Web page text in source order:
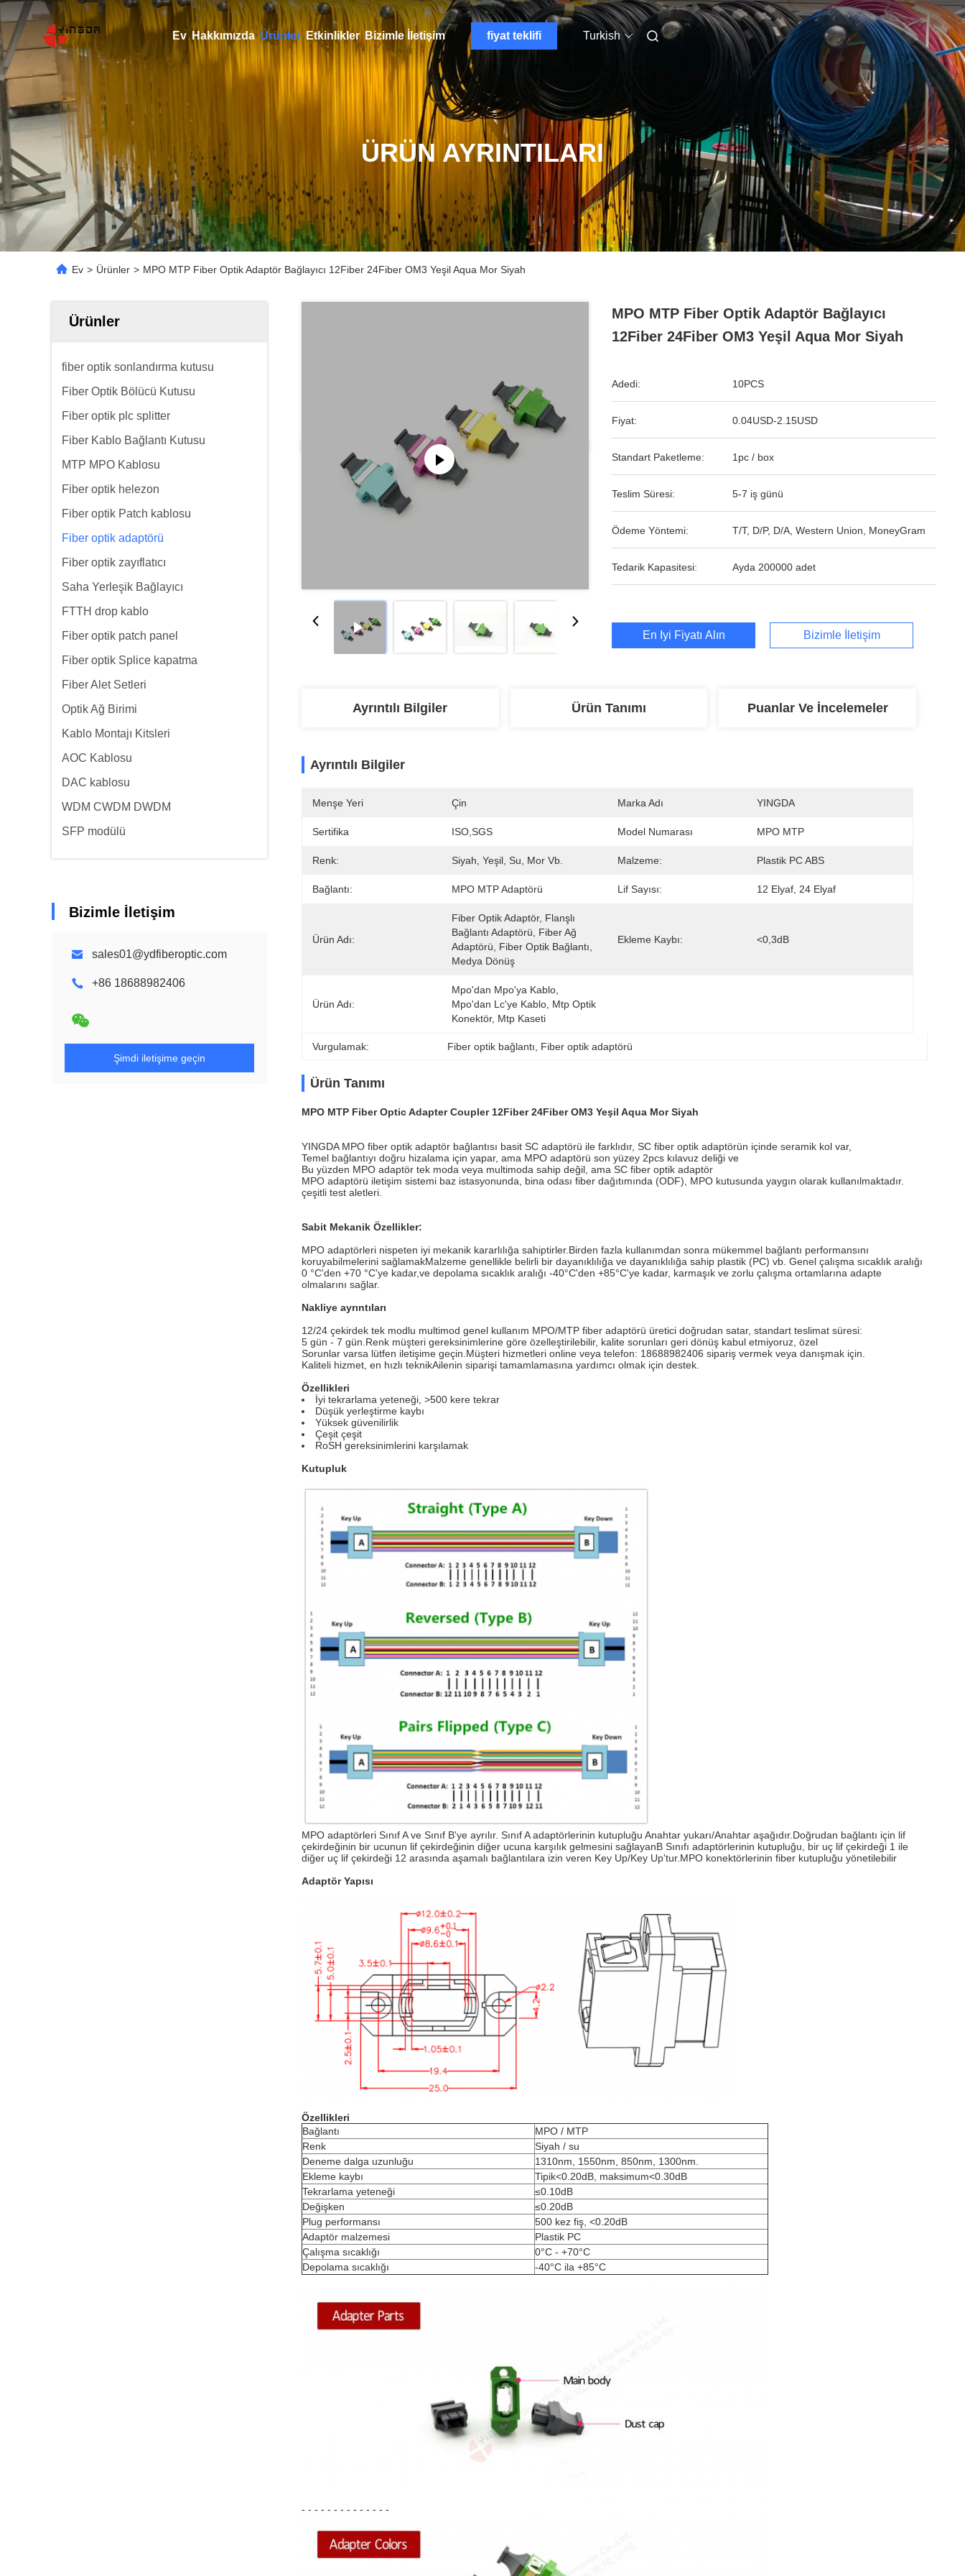
Ev Hakkımızda Ürünler Etkinlikler Bizimle İletişim fiyat teklifi Turkish
ÜRÜN AYRINTILARI
Ev > Ürünler > MPO MTP Fiber Optik Adaptör Bağlayıcı 12Fiber 24Fiber OM3 Yeşil Aqua Mor Siyah
Ürünler
fiber optik sonlandırma kutusu
Fiber Optik Bölücü Kutusu
Fiber optik plc splitter
Fiber Kablo Bağlantı Kutusu
MTP MPO Kablosu
Fiber optik helezon
Fiber optik Patch kablosu
Fiber optik adaptörü
Fiber optik zayıflatıcı
Saha Yerleşik Bağlayıcı
FTTH drop kablo
Fiber optik patch panel
Fiber optik Splice kapatma
Fiber Alet Setleri
Optik Ağ Birimi
Kablo Montajı Kitsleri
AOC Kablosu
DAC kablosu
WDM CWDM DWDM
SFP modülü
Bizimle İletişim
sales01@ydfiberoptic.com
+86 18688982406
Şimdi iletişime geçin
MPO MTP Fiber Optik Adaptör Bağlayıcı
12Fiber 24Fiber OM3 Yeşil Aqua Mor Siyah
Adedi: 10PCS
Fiyat: 0.04USD-2.15USD
Standart Paketleme: 1pc / box
Teslim Süresi: 5-7 iş günü
Ödeme Yöntemi: T/T, D/P, D/A, Western Union, MoneyGram
Tedarik Kapasitesi: Ayda 200000 adet
En İyi Fiyatı Alın Bizimle İletişim
Ayrıntılı Bilgiler Ürün Tanımı Puanlar Ve İncelemeler
Ayrıntılı Bilgiler
Menşe Yeri Çin Marka Adı YINGDA
Sertifika ISO,SGS Model Numarası MPO MTP
Renk: Siyah, Yeşil, Su, Mor Vb. Malzeme: Plastik PC ABS
Bağlantı: MPO MTP Adaptörü Lif Sayısı: 12 Elyaf, 24 Elyaf
Ürün Adı:
Fiber Optik Adaptör, Flanşlı
Bağlantı Adaptörü, Fiber Ağ
Adaptörü, Fiber Optik Bağlantı,
Medya Dönüş
Ekleme Kaybı: <0,3dB
Ürün Adı:
Mpo'dan Mpo'ya Kablo,
Mpo'dan Lc'ye Kablo, Mtp Optik
Konektör, Mtp Kaseti
Vurgulamak: Fiber optik bağlantı Fiber optik adaptörü
Ürün Tanımı
MPO MTP Fiber Optic Adapter Coupler 12Fiber 24Fiber OM3 Yeşil Aqua Mor Siyah
YINGDA MPO fiber optik adaptör bağlantısı basit SC adaptörü ile farklıdır, SC fiber optik adaptörün içinde seramik kol var,
Temel bağlantıyı doğru hizalama için yapar, ama MPO adaptörü son yüzey 2pcs kılavuz deliği ve
Bu yüzden MPO adaptör tek moda veya multimoda sahip değil, ama SC fiber optik adaptör
MPO adaptörü iletişim sistemi baz istasyonunda, bina odası fiber dağıtımında (ODF), MPO kutusunda yaygın olarak kullanılmaktadır.
çeşitli test aletleri.
Sabit Mekanik Özellikler:
MPO adaptörleri nispeten iyi mekanik kararlılığa sahiptirler.Birden fazla kullanımdan sonra mükemmel bağlantı performansını
koruyabilmelerini sağlamakMalzeme genellikle belirli bir dayanıklılığa ve dayanıklılığa sahip plastik (PC) vb. Genel çalışma sıcaklık aralığı
0 °C'den +70 °C'ye kadar,ve depolama sıcaklık aralığı -40°C'den +85°C'ye kadar, karmaşık ve zorlu çalışma ortamlarına adapte
olmalarını sağlar.
Nakliye ayrıntıları
12/24 çekirdek tek modlu multimod genel kullanım MPO/MTP fiber adaptörü üretici doğrudan satar, standart teslimat süresi:
5 gün - 7 gün. Renk müşteri gereksinimlerine göre özelleştirilebilir, kalite sorunları geri dönüş kabul etmiyoruz, özel
Sorunlar varsa lütfen iletişime geçin. Müşteri hizmetleri online veya telefon: 18688982406 sipariş vermek veya danışmak için.
Kaliteli hizmet, en hızlı teknikAilenin siparişi tamamlamasına yardımcı olmak için destek.
Özellikleri
İyi tekrarlama yeteneği, >500 kere tekrar
Düşük yerleştirme kaybı
Yüksek güvenilirlik
Çeşit çeşit
RoSH gereksinimlerini karşılamak
Kutupluk
MPO adaptörleri Sınıf A ve Sınıf B'ye ayrılır. Sınıf A adaptörlerinin kutupluğu Anahtar yukarı/Anahtar aşağıdır.Doğrudan bağlantı için lif
çekirdeğinin bir ucunun lif çekirdeğinin diğer ucuna karşılık gelmesini sağlayanB Sınıfı adaptörlerinin kutupluğu, bir uç lif çekirdeği 1 ile
diğer uç lif çekirdeği 12 arasında aşamalı bağlantılara izin veren Key Up/Key Up'tur.MPO konektörlerinin fiber kutupluğu yönetilebilir
Adaptör Yapısı
Özellikleri
Bağlantı
MPO / MTP
Renk
Siyah / su
Deneme dalga uzunluğu
1310nm, 1550nm, 850nm, 1300nm.
Ekleme kaybı
Tipik<0.20dB, maksimum<0.30dB
Tekrarlama yeteneği
≤0.10dB
Değişken
≤0.20dB
Plug performansı
500 kez fiş, <0.20dB
Adaptör malzemesi
Plastik PC
Çalışma sıcaklığı
0°C - +70°C
Depolama sıcaklığı
-40°C ila +85°C
- - - - - - - - - - - - - -